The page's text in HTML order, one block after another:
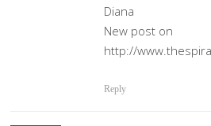
Diana
New post on
http://
Reply